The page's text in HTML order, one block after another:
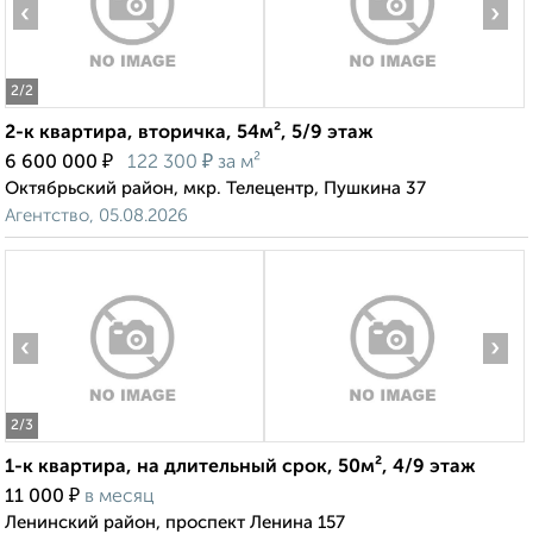
2/2
‹ ›
2-к квартира, вторичка, 54м², 5/9 этаж
6 600 000 ₽ 122 300 ₽ за м²
Октябрьский район, мкр. Телецентр, Пушкина 37
Агентство, 05.08.2026
2/3
‹ ›
1-к квартира, на длительный срок, 50м², 4/9 этаж
11 000 ₽ в месяц
Ленинский район, проспект Ленина 157